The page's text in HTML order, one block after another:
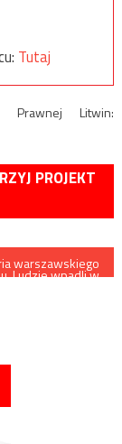
Tutaj
Prawnej Litwin:
PROJEKT
warszawskiego
Ludzie wpadli w